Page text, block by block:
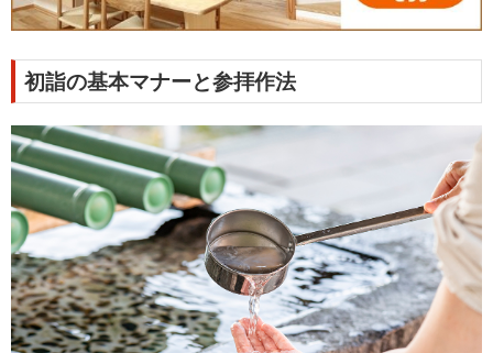
初詣の基本マナーと参拝作法